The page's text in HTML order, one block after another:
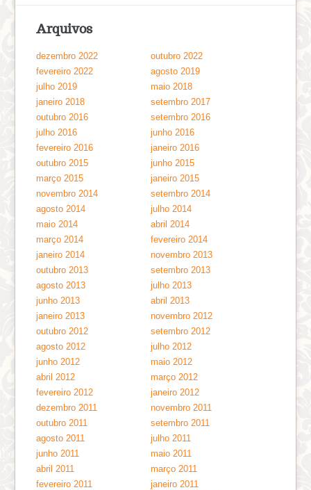
Arquivos
dezembro 2022
outubro 2022
fevereiro 2022
agosto 2019
julho 2019
maio 2018
janeiro 2018
setembro 2017
outubro 2016
setembro 2016
julho 2016
junho 2016
fevereiro 2016
janeiro 2016
outubro 2015
junho 2015
março 2015
janeiro 2015
novembro 2014
setembro 2014
agosto 2014
julho 2014
maio 2014
abril 2014
março 2014
fevereiro 2014
janeiro 2014
novembro 2013
outubro 2013
setembro 2013
agosto 2013
julho 2013
junho 2013
abril 2013
janeiro 2013
novembro 2012
outubro 2012
setembro 2012
agosto 2012
julho 2012
junho 2012
maio 2012
abril 2012
março 2012
fevereiro 2012
janeiro 2012
dezembro 2011
novembro 2011
outubro 2011
setembro 2011
agosto 2011
julho 2011
junho 2011
maio 2011
abril 2011
março 2011
fevereiro 2011
janeiro 2011